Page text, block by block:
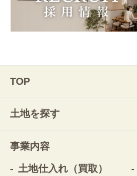
TOP
土地を探す
事業内容
土地仕入れ（買取）